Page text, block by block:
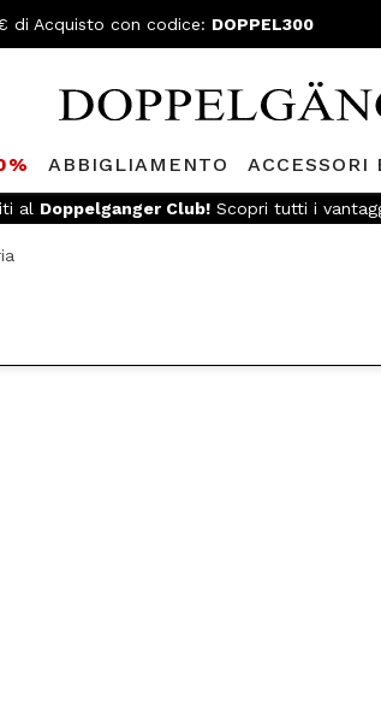
di Acquisto con codice: DOPPEL300
ABBIGLIAMENTO ACCESSORI
al Doppelganger Club!Scopri tutti i